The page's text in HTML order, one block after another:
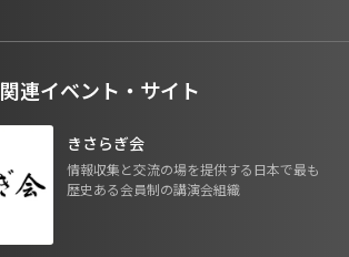
関連イベント・サイト
きさらぎ会
情報収集と交流の場を提供する日本で最も
歴史ある会員制の講演会組織